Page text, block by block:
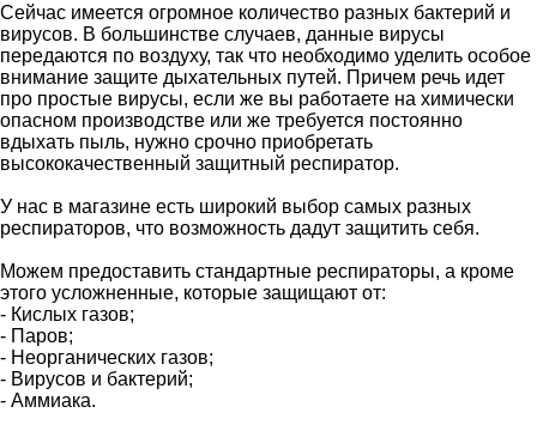
Сейчас имеется огромное количество разных бактерий и
вирусов. В большинстве случаев, данные вирусы
передаются по воздуху, так что необходимо уделить особое
внимание защите дыхательных путей. Причем речь идет
про простые вирусы, если же вы работаете на химически
опасном производстве или же требуется постоянно
вдыхать пыль, нужно срочно приобретать
высококачественный защитный респиратор.
У нас в магазине есть широкий выбор самых разных
респираторов, что возможность дадут защитить себя.
Можем предоставить стандартные респираторы, а кроме
этого усложненные, которые защищают от:
- Кислых газов;
- Паров;
- Неорганических газов;
- Вирусов и бактерий;
- Аммиака.